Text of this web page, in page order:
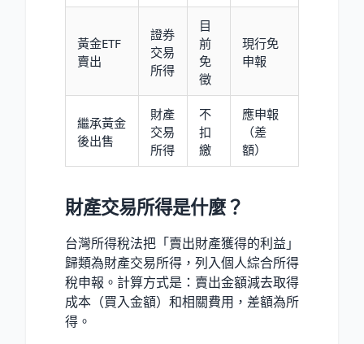
黃金ETF
賣出
證券
交易
所得
目
前
免
徵
現行免
申報
繼承黃金
後出售
財產
交易
所得
不
扣
繳
應申報
（差
額）
財產交易所得是什麼？
台灣所得稅法把「賣出財產獲得的利益」
歸類為財產交易所得，列入個人綜合所得
稅申報。計算方式是：賣出金額減去取得
成本（買入金額）和相關費用，差額為所
得。